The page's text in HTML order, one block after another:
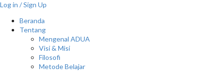
Log in / Sign Up
Beranda
Tentang
Mengenal ADUA
Visi & Misi
Filosofi
Metode Belajar